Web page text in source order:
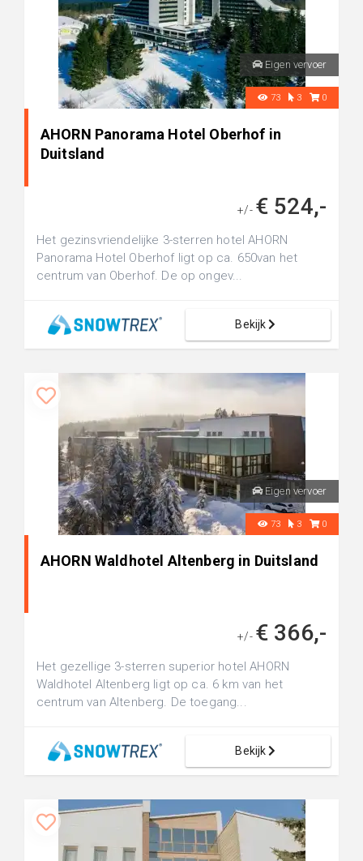
Eigen vervoer
73 3 0
AHORN Panorama Hotel Oberhof in
Duitsland
+/- € 524,-
Het gezinsvriendelijke 3-sterren hotel AHORN
Panorama Hotel Oberhof ligt op ca. 650van het
centrum van Oberhof. De op ongev...
Bekijk
Eigen vervoer
73 3 0
AHORN Waldhotel Altenberg in Duitsland
+/- € 366,-
Het gezellige 3-sterren superior hotel AHORN
Waldhotel Altenberg ligt op ca. 6 km van het
centrum van Altenberg. De toegang...
Bekijk